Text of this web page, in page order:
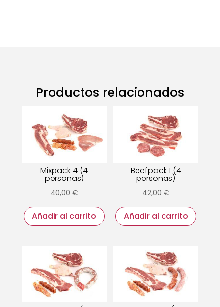
Productos relacionados
Mixpack 4 (4
personas)
40,00 €
Añadir al carrito
Beefpack 1 (4
personas)
42,00 €
Añadir al carrito